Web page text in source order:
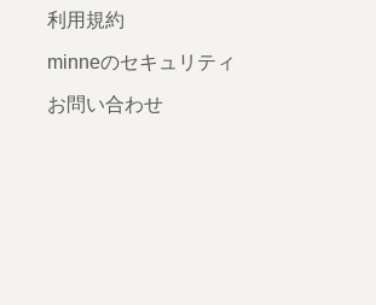
利用規約
minneのセキュリティ
お問い合わせ